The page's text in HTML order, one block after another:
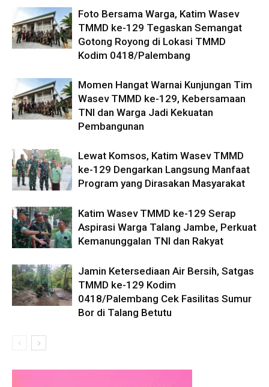
Foto Bersama Warga, Katim Wasev
TMMD ke-129 Tegaskan Semangat
Gotong Royong di Lokasi TMMD
Kodim 0418/Palembang
Momen Hangat Warnai Kunjungan Tim
Wasev TMMD ke-129, Kebersamaan
TNI dan Warga Jadi Kekuatan
Pembangunan
Lewat Komsos, Katim Wasev TMMD
ke-129 Dengarkan Langsung Manfaat
Program yang Dirasakan Masyarakat
Katim Wasev TMMD ke-129 Serap
Aspirasi Warga Talang Jambe, Perkuat
Kemanunggalan TNI dan Rakyat
Jamin Ketersediaan Air Bersih, Satgas
TMMD ke-129 Kodim
0418/Palembang Cek Fasilitas Sumur
Bor di Talang Betutu